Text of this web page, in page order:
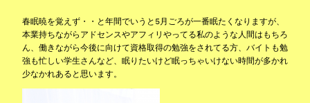
春眠暁を覚えず・・と年間でいうと5月ごろが一番眠たくなりますが、
本業持ちながらアドセンスやアフィリやってる私のような人間はもちろ
ん、働きながら今後に向けて資格取得の勉強をされてる方、バイトも勉
強も忙しい学生さんなど、眠りたいけど眠っちゃいけない時間が多かれ
少なかれあると思います。